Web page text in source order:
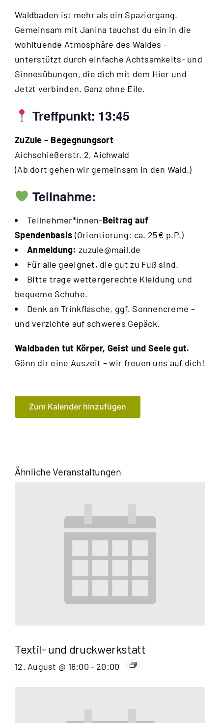
Waldbaden ist mehr als ein Spaziergang.
Gemeinsam mit Janina tauchst du ein in die
wohltuende Atmosphäre des Waldes –
unterstützt durch einfache Achtsamkeits- und
Sinnesübungen, die dich mit dem Hier und
Jetzt verbinden. Ganz ohne Eile.
Treffpunkt: 13:45
ZuZule – Begegnungsort
Aichschießerstr. 2, Aichwald
(Ab dort gehen wir gemeinsam in den Wald.)
Teilnahme:
Teilnehmer*innen-Beitrag auf
Spendenbasis (Orientierung: ca. 25 € p.P.)
Anmeldung: zuzule@mail.de
Für alle geeignet, die gut zu Fuß sind.
Bitte trage wettergerechte Kleidung und
bequeme Schuhe.
Denk an Trinkflasche, ggf. Sonnencreme –
und verzichte auf schweres Gepäck.
Waldbaden tut Körper, Geist und Seele gut.
Gönn dir eine Auszeit – wir freuen uns auf dich!
Zum Kalender hinzufügen
Ähnliche Veranstaltungen
Textil- und druckwerkstatt
12. August @ 18:00 - 20:00